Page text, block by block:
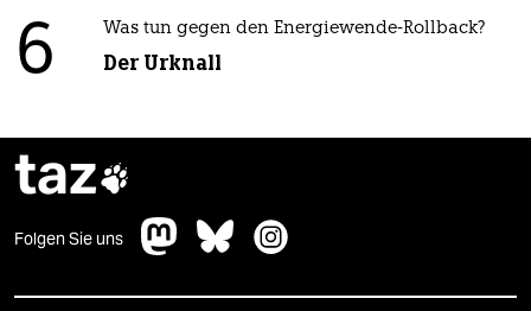
6 Was tun gegen den Energiewende-Rollback?
Der Urknall
taz
Folgen Sie uns